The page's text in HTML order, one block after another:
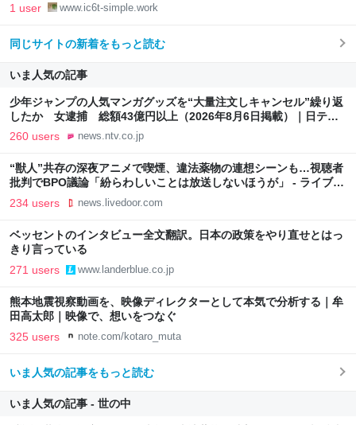
1 user www.ic6t-simple.work
同じサイトの新着をもっと読む
いま人気の記事
少年ジャンプの人気マンガグッズを“大量注文しキャンセル”繰り返
したか 女逮捕 総額43億円以上（2026年8月6日掲載）｜日テレ
NEWS NNN
260 users news.ntv.co.jp
“獣人”共存の深夜アニメで喫煙、違法薬物の連想シーンも…視聴者
批判でBPO議論「紛らわしいことは放送しないほうが」 - ライブド
アニュース
234 users news.livedoor.com
ベッセントのインタビュー全文翻訳。日本の政策をやり直せとはっ
きり言っている
271 users www.landerblue.co.jp
熊本地震視察動画を、映像ディレクターとして本気で分析する｜牟
田高太郎｜映像で、想いをつなぐ
325 users note.com/kotaro_muta
いま人気の記事をもっと読む
いま人気の記事 - 世の中